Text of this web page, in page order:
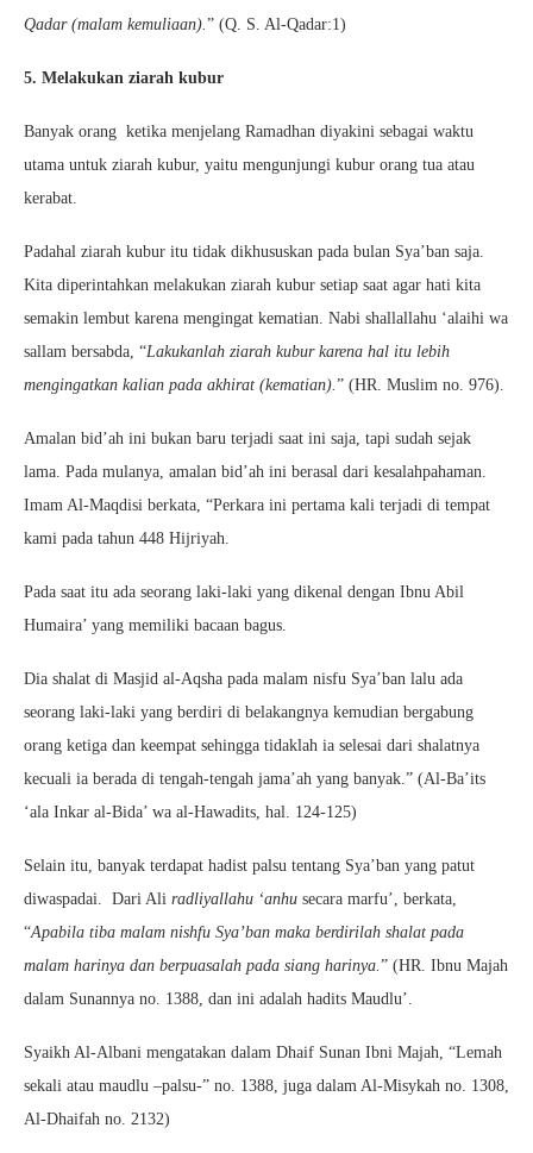
Qadar (malam kemuliaan).” (Q. S. Al-Qadar:1)
5. Melakukan ziarah kubur
Banyak orang ketika menjelang Ramadhan diyakini sebagai waktu
utama untuk ziarah kubur, yaitu mengunjungi kubur orang tua atau
kerabat.
Padahal ziarah kubur itu tidak dikhususkan pada bulan Sya’ban saja.
Kita diperintahkan melakukan ziarah kubur setiap saat agar hati kita
semakin lembut karena mengingat kematian. Nabi shallallahu ‘alaihi wa
sallam bersabda, “Lakukanlah ziarah kubur karena hal itu lebih
mengingatkan kalian pada akhirat (kematian).” (HR. Muslim no. 976).
Amalan bid’ah ini bukan baru terjadi saat ini saja, tapi sudah sejak
lama. Pada mulanya, amalan bid’ah ini berasal dari kesalahpahaman.
Imam Al-Maqdisi berkata, “Perkara ini pertama kali terjadi di tempat
kami pada tahun 448 Hijriyah.
Pada saat itu ada seorang laki-laki yang dikenal dengan Ibnu Abil
Humaira’ yang memiliki bacaan bagus.
Dia shalat di Masjid al-Aqsha pada malam nisfu Sya’ban lalu ada
seorang laki-laki yang berdiri di belakangnya kemudian bergabung
orang ketiga dan keempat sehingga tidaklah ia selesai dari shalatnya
kecuali ia berada di tengah-tengah jama’ah yang banyak.” (Al-Ba’its
‘ala Inkar al-Bida’ wa al-Hawadits, hal. 124-125)
Selain itu, banyak terdapat hadist palsu tentang Sya’ban yang patut
diwaspadai. Dari Ali radliyallahu ‘anhu secara marfu’, berkata,
“Apabila tiba malam nishfu Sya’ban maka berdirilah shalat pada
malam harinya dan berpuasalah pada siang harinya.” (HR. Ibnu Majah
dalam Sunannya no. 1388, dan ini adalah hadits Maudlu’.
Syaikh Al-Albani mengatakan dalam Dhaif Sunan Ibni Majah, “Lemah
sekali atau maudlu –palsu-” no. 1388, juga dalam Al-Misykah no. 1308,
Al-Dhaifah no. 2132)